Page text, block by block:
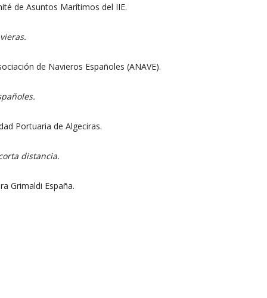
de Asuntos Marítimos del IIE.
de Navieros Españoles (ANAVE).
Portuaria de Algeciras.
distancia.
Grimaldi España.